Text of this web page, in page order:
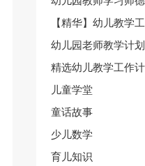
儿童学堂
童话故事
少儿数学
育儿知识